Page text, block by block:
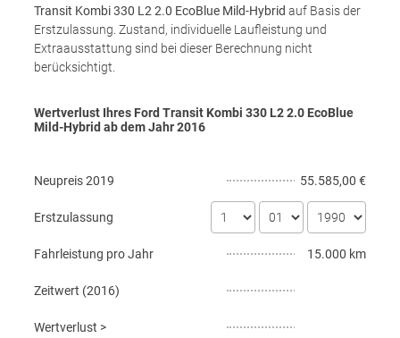
Transit Kombi 330 L2 2.0 EcoBlue Mild-Hybrid auf Basis der
Erstzulassung. Zustand, individuelle Laufleistung und
Extraausstattung sind bei dieser Berechnung nicht
berücksichtigt.
Wertverlust Ihres Ford Transit Kombi 330 L2 2.0 EcoBlue
Mild-Hybrid ab dem Jahr2016
Neupreis2019 55.585,00 €
Erstzulassung
Fahrleistung pro Jahr 15.000 km
Zeitwert (2016)
Wertverlust >